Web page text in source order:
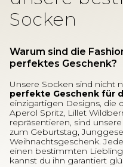
Socken
Warum sind die
perfektes Geschenk?
Unsere Socken sind nicht
perfekte Geschenk für
einzigartigen Designs, die
Aperol Spritz, Lillet
repräsentieren, sind
zum Geburtstag,
Weihnachtsgeschenk.
einen bestimmten
kannst du ihn garantiert